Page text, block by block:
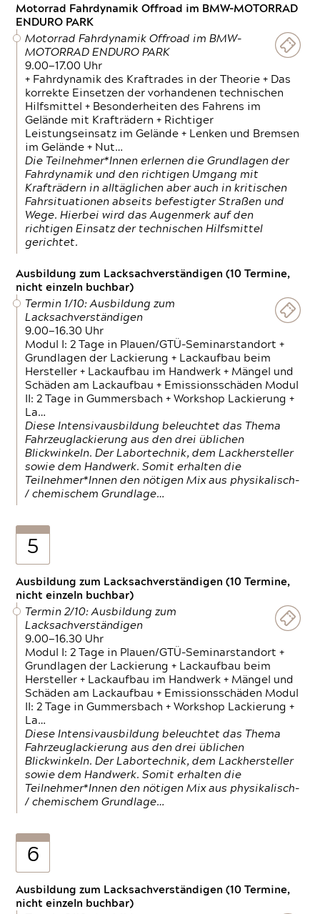
Motorrad Fahrdynamik Offroad im BMW-MOTORRAD
ENDURO PARK
Motorrad Fahrdynamik Offroad im BMW-
MOTORRAD ENDURO PARK
9.00—17.00 Uhr
+ Fahrdynamik des Kraftrades in der Theorie + Das
korrekte Einsetzen der vorhandenen technischen
Hilfsmittel + Besonderheiten des Fahrens im
Gelände mit Krafträdern + Richtiger
Leistungseinsatz im Gelände + Lenken und Bremsen
im Gelände + Nut…
Die Teilnehmer*Innen erlernen die Grundlagen der
Fahrdynamik und den richtigen Umgang mit
Krafträdern in alltäglichen aber auch in kritischen
Fahrsituationen abseits befestigter Straßen und
Wege. Hierbei wird das Augenmerk auf den
richtigen Einsatz der technischen Hilfsmittel
gerichtet.
Ausbildung zum Lacksachverständigen (10 Termine,
nicht einzeln buchbar)
Termin 1/10: Ausbildung zum
Lacksachverständigen
9.00—16.30 Uhr
Modul I: 2 Tage in Plauen/GTÜ-Seminarstandort +
Grundlagen der Lackierung + Lackaufbau beim
Hersteller + Lackaufbau im Handwerk + Mängel und
Schäden am Lackaufbau + Emissionsschäden Modul
II: 2 Tage in Gummersbach + Workshop Lackierung +
La…
Diese Intensivausbildung beleuchtet das Thema
Fahrzeuglackierung aus den drei üblichen
Blickwinkeln. Der Labortechnik, dem Lackhersteller
sowie dem Handwerk. Somit erhalten die
Teilnehmer*Innen den nötigen Mix aus physikalisch-
/ chemischem Grundlage…
5
Ausbildung zum Lacksachverständigen (10 Termine,
nicht einzeln buchbar)
Termin 2/10: Ausbildung zum
Lacksachverständigen
9.00—16.30 Uhr
Modul I: 2 Tage in Plauen/GTÜ-Seminarstandort +
Grundlagen der Lackierung + Lackaufbau beim
Hersteller + Lackaufbau im Handwerk + Mängel und
Schäden am Lackaufbau + Emissionsschäden Modul
II: 2 Tage in Gummersbach + Workshop Lackierung +
La…
Diese Intensivausbildung beleuchtet das Thema
Fahrzeuglackierung aus den drei üblichen
Blickwinkeln. Der Labortechnik, dem Lackhersteller
sowie dem Handwerk. Somit erhalten die
Teilnehmer*Innen den nötigen Mix aus physikalisch-
/ chemischem Grundlage…
6
Ausbildung zum Lacksachverständigen (10 Termine,
nicht einzeln buchbar)